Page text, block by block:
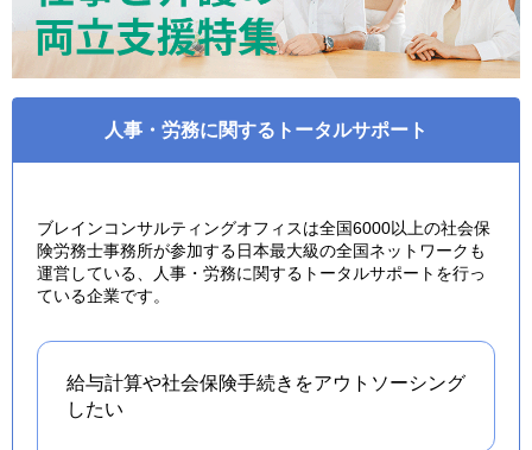
人事・労務に関するトータルサポート
ブレインコンサルティングオフィスは全国6000以上の社会保
険労務士事務所が参加する日本最大級の全国ネットワークも
運営している、人事・労務に関するトータルサポートを行っ
ている企業です。
給与計算や社会保険手続きをアウトソーシング
したい